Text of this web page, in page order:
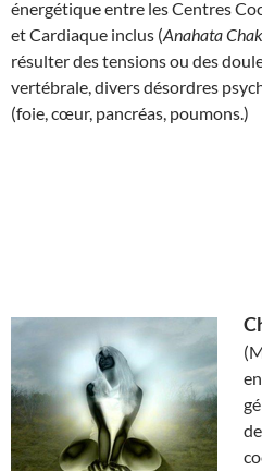
énergétique entre les Centres
et Cardiaque inclus (Anahata
résulter des tensions ou des
vertébrale, divers désordres
(foie, cœur, pancréas, poumons.)